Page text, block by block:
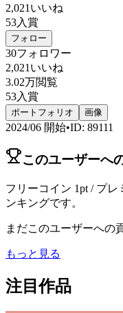
2,021 いいね
53入賞
フォロー
30フォロワー
2,021 いいね
3.02万閲覧
53入賞
ポートフォリオ 画像
2024/06 開始•ID: 89111
このユーザーへ
フリーコイン 1pt / プ
ンキングです。
まだこのユーザーへの
もっと見る
注目作品